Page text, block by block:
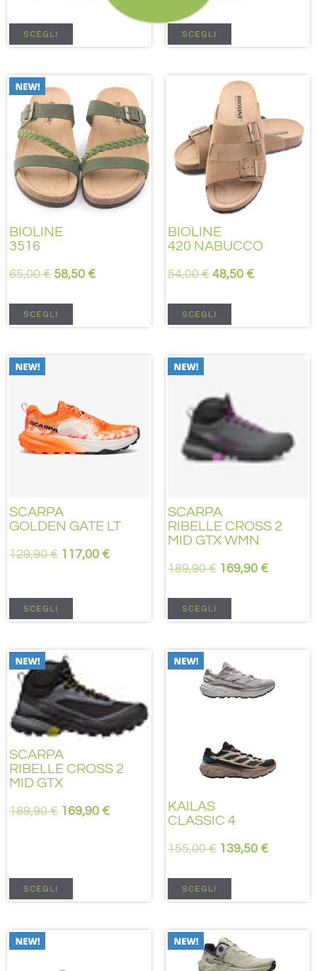
SCEGLI SCEGLI
BIOLINE
3516
65,00€ 58,50 €
SCEGLI
BIOLINE
420 NABUCCO
54,00€ 48,50 €
SCEGLI
SCARPA
GOLDEN GATE LT
129,90€ 117,00 €
SCEGLI
SCARPA
RIBELLE CROSS 2
MID GTX WMN
189,90€ 169,90 €
SCEGLI
SCARPA
RIBELLE CROSS 2
MID GTX
189,90€ 169,90 €
SCEGLI
KAILAS
CLASSIC 4
155,00€ 139,50 €
SCEGLI